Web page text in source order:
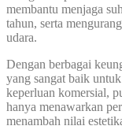
membantu menjaga
tahun, serta
udara.
Dengan berbagai
yang sangat baik
keperluan komersial,
hanya menawarkan
menambah nilai